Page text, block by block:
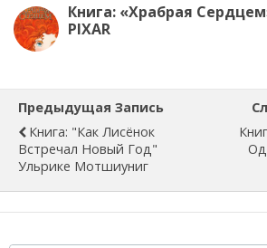
Книга: «Храбрая
PIXAR
Предыдущая Запись
Книга: "Как Лисёнок
Встречал Новый Год"
Ульрике Мотшиуниг